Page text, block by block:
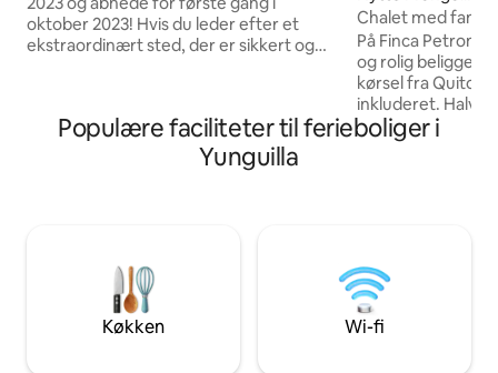
oktober 2023! Hvis du leder efter et
ekstraordinært sted, der er sikkert og
kommet til det rigtige sted. Dette loft
kombinerer charmen ved den historiske
bymidte med elegancen ved den
uforglemmelig oplevelse.
Chalet med
Petrona
På Finca Petrona
og rolig
kørsel fra Quito
inkluderet.
Mindo, ved siden
med udsigt over
Ejerne bor på
men i en separat
Populære faciliteter til ferieboliger i
Yunguilla
Køkken Wi-fi